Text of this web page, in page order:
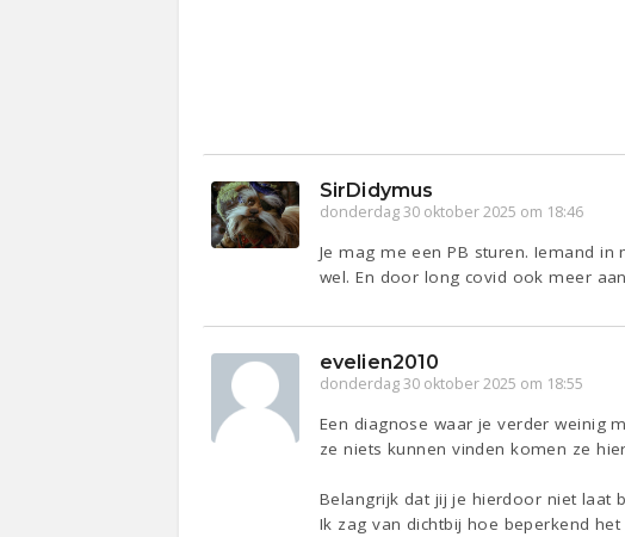
SirDidymus
donderdag 30 oktober 2025 om 18:46
Je mag me een PB sturen. Iemand
wel. En door long covid ook meer
evelien2010
donderdag 30 oktober 2025 om 18:55
Een diagnose waar je verder weinig
ze niets kunnen vinden komen ze
Belangrijk dat jij je hierdoor niet laat
Ik zag van dichtbij hoe beperkend